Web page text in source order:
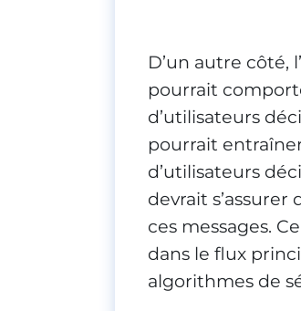
D’un autre côté,
pourrait
d’utilisateurs
pourrait
d’utilisateurs
devrait
ces messages.
dans le flux
algorithmes de